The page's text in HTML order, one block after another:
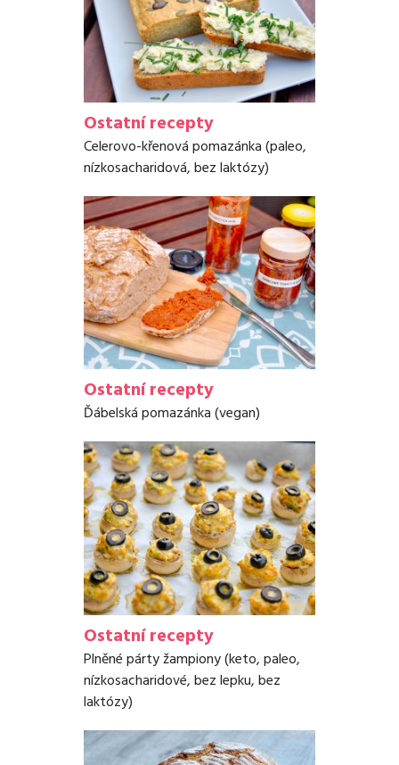
Ostatní recepty
Celerovo-křenová pomazánka (paleo,
nízkosacharidová, bez laktózy)
Ostatní recepty
Ďábelská pomazánka (vegan)
Ostatní recepty
Plněné párty žampiony (keto, paleo,
nízkosacharidové, bez lepku, bez
laktózy)